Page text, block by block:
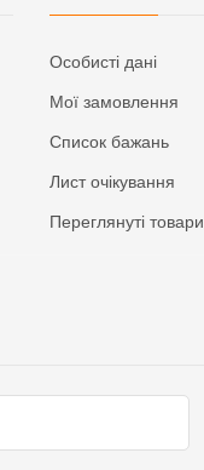
Особисті дані
Мої замовлення
Список бажань
Лист очікування
Переглянуті товари